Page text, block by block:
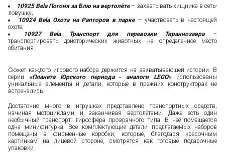
10925 Bela Погоня за Блю на вертолёте– захватывать хищника в сеть-
ловушку;
10924 Bela Охота на Рапторов в парке– участвовать в настоящей
охоте;
10927 Bela Транспорт для перевозки Тираннозавра–
транспортировать доисторических животных на определённое место
обитания.
Сюжет каждого игрового набора держится на захватывающей истории. В
серии «Планета Юрского периода ‑ аналоги LEGO»
использованы
уникальные элементы и детали, которые в прежних конструкторах не
встречались.
Достаточно много в игрушках представлено транспортных средств,
начиная мотоциклами и заканчивая вертолётами. Даже есть один
необычный транспорт: гиросфера прозрачного типа. В неё помещается
одна минифигурка. Все комплектующие детали предлагаемых наборов
помещены в фирменные коробки, которые, благодаря красочным
картинкам на лицевой стороне, смотрятся как готовые подарочные
упаковки.